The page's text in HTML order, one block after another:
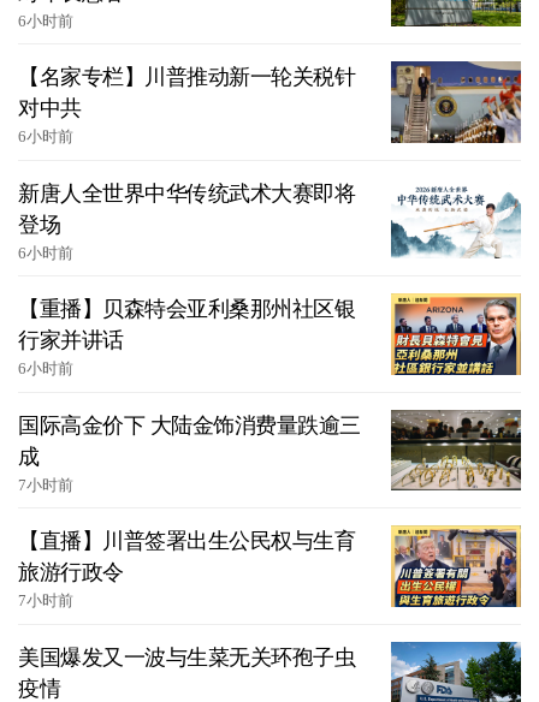
6小时前
【名家专栏】川普推动新一轮关税针
对中共
6小时前
新唐人全世界中华传统武术大赛即将
登场
6小时前
【重播】贝森特会亚利桑那州社区银
行家并讲话
6小时前
国际高金价下 大陆金饰消费量跌逾三
成
7小时前
【直播】川普签署出生公民权与生育
旅游行政令
7小时前
美国爆发又一波与生菜无关环孢子虫
疫情